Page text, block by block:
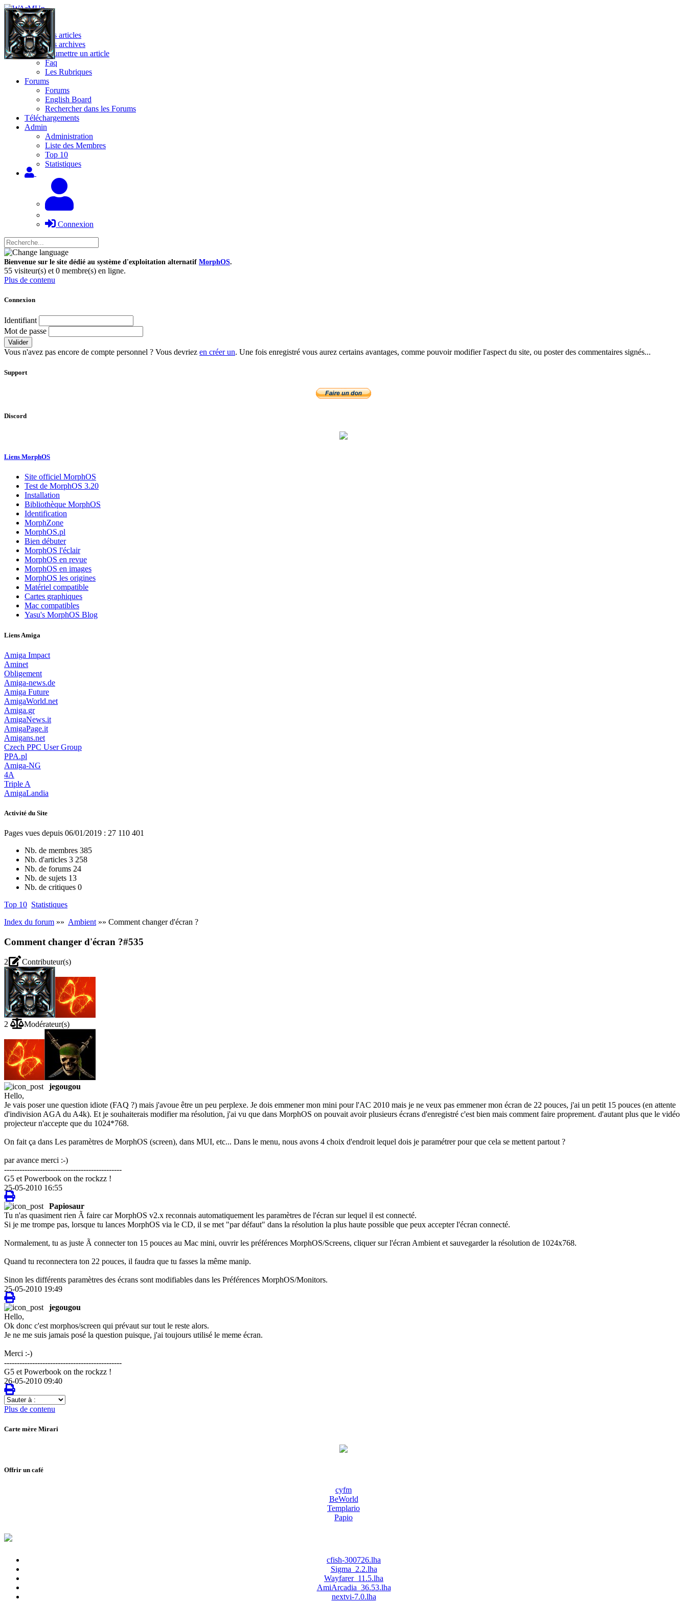
Site
Les articles
Les archives
Soumettre un article
Faq
Les Rubriques
Forums
Forums
English Board
Rechercher dans les Forums
Téléchargements
Admin
Administration
Liste des Membres
Top 10
Statistiques
Connexion
Bienvenue sur le site dédié au système d'exploitation alternatif MorphOS.
55 visiteur(s) et 0 membre(s) en ligne.
Plus de contenu
Connexion
Identifiant
Mot de passe
Valider
Vous n'avez pas encore de compte personnel ? Vous devriez en créer un. Une fois enregistré vous aurez certains avantages, comme pouvoir modifier l'aspect du site, ou poster des commentaires signés...
Support
Discord
Liens MorphOS
Site officiel MorphOS
Test de MorphOS 3.20
Installation
Bibliothèque MorphOS
Identification
MorphZone
MorphOS.pl
Bien débuter
MorphOS l'éclair
MorphOS en revue
MorphOS en images
MorphOS les origines
Matériel compatible
Cartes graphiques
Mac compatibles
Yasu's MorphOS Blog
Liens Amiga
Amiga Impact
Aminet
Obligement
Amiga-news.de
Amiga Future
AmigaWorld.net
Amiga.gr
AmigaNews.it
AmigaPage.it
Amigans.net
Czech PPC User Group
PPA.pl
Amiga-NG
4A
Triple A
AmigaLandia
Activité du Site
Pages vues depuis 06/01/2019 : 27 110 401
Nb. de membres 385
Nb. d'articles 3 258
Nb. de forums 24
Nb. de sujets 13
Nb. de critiques 0
Top 10 Statistiques
Index du forum »» Ambient »» Comment changer d'écran ?
Comment changer d'écran ?#535
2 Contributeur(s)
2 Modérateur(s)
jegougou
Hello,
Je vais poser une question idiote (FAQ ?) mais j'avoue être un peu perplexe. Je dois emmener mon mini pour l'AC 2010 mais je ne veux pas emmener mon écran de 22 pouces, j'ai un petit 15 pouces (en attente
d'indivision AGA du A4k). Et je souhaiterais modifier ma résolution, j'ai vu que dans MorphOS on pouvait avoir plusieurs écrans d'enregistré c'est bien mais comment faire proprement. d'autant plus que le vidéo
projecteur n'accepte que du 1024*768.
On fait ça dans Les paramètres de MorphOS (screen), dans MUI, etc... Dans le menu, nous avons 4 choix d'endroit lequel dois je paramétrer pour que cela se mettent partout ?
par avance merci :-)
----------------------------------------------
G5 et Powerbook on the rockzz !
25-05-2010 16:55
Papiosaur
Tu n'as quasiment rien Ã faire car MorphOS v2.x reconnais automatiquement les paramètres de l'écran sur lequel il est connecté.
Si je me trompe pas, lorsque tu lances MorphOS via le CD, il se met "par défaut" dans la résolution la plus haute possible que peux accepter l'écran connecté.
Normalement, tu as juste Ã connecter ton 15 pouces au Mac mini, ouvrir les préférences MorphOS/Screens, cliquer sur l'écran Ambient et sauvegarder la résolution de 1024x768.
Quand tu reconnectera ton 22 pouces, il faudra que tu fasses la même manip.
Sinon les différents paramètres des écrans sont modifiables dans les Préférences MorphOS/Monitors.
25-05-2010 19:49
jegougou
Hello,
Ok donc c'est morphos/screen qui prévaut sur tout le reste alors.
Je ne me suis jamais posé la question puisque, j'ai toujours utilisé le meme écran.
Merci :-)
----------------------------------------------
G5 et Powerbook on the rockzz !
26-05-2010 09:40
Sauter
à
Plus de contenu
Carte mère Mirari
Offrir un café
cyfm
BeWorld
Templario
Papio
cfish-300726.lha
Sigma_2.2.lha
Wayfarer_11.5.lha
AmiArcadia_36.53.lha
nextvi-7.0.lha